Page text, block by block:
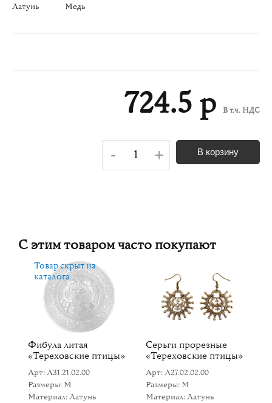
Латунь Медь
724.5 р В т.ч. НДС
- + В корзину
С этим товаром часто покупают
Товар скрыт из
каталога
Фибула литая
«Тереховские птицы»
Арт: Л31.21.02.00
Размеры: M
Материал: Латунь
Серьги прорезные
«Тереховские птицы»
Арт: Л27.02.02.00
Размеры: M
Материал: Латунь